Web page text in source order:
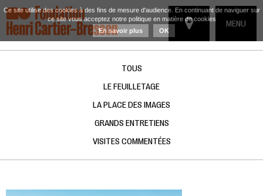
TOGGLE
MENU
TOUS
LE FEUILLETAGE
LA PLACE DES IMAGES
GRANDS ENTRETIENS
VISITES COMMENTÉES
Ce site utilise des cookies à des fins de mesure d'audience. En continuant de naviguer sur
ce site vous acceptez notre politique en matière de cookies
En savoir plus
OK